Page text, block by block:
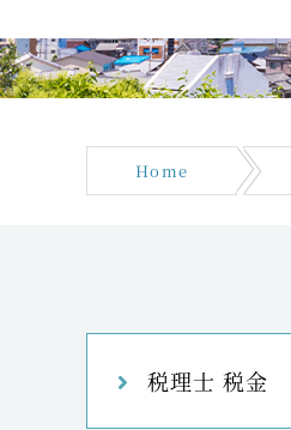
Home
税理士 税金